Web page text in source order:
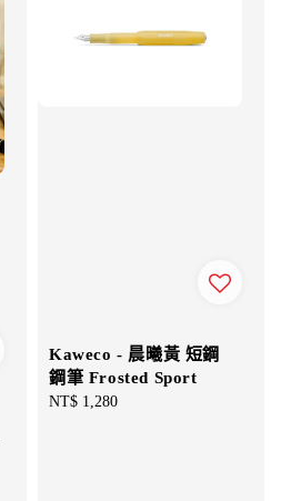
Kaweco - 晨曦黃 短鋼
鋼筆 Frosted Sport
Regular
NT$ 1,280